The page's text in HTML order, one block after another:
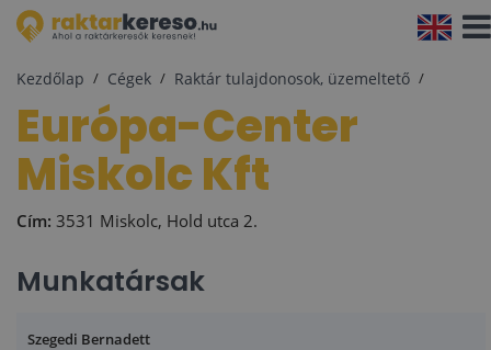
Kezdőlap Cégek Raktár tulajdonosok, üzemeltető
Európa-Center
Miskolc Kft
Cím: 3531 Miskolc, Hold utca 2.
Munkatársak
Szegedi Bernadett